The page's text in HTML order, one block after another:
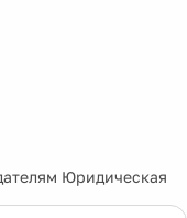
Юридическая